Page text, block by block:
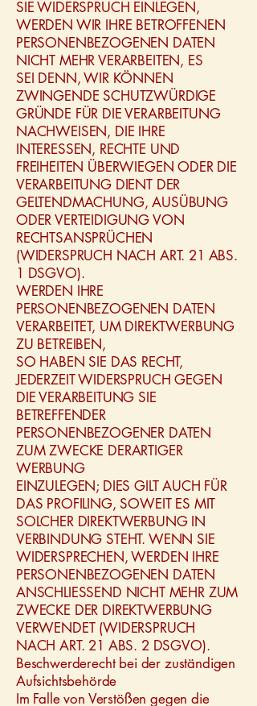
SIE WIDERSPRUCH EINLEGEN,
WERDEN WIR IHRE BETROFFENEN
PERSONENBEZOGENEN DATEN
NICHT MEHR VERARBEITEN, ES
SEI DENN, WIR KÖNNEN
ZWINGENDE SCHUTZWÜRDIGE
GRÜNDE FÜR DIE VERARBEITUNG
NACHWEISEN, DIE IHRE
INTERESSEN, RECHTE UND
FREIHEITEN ÜBERWIEGEN ODER DIE
VERARBEITUNG DIENT DER
GELTENDMACHUNG, AUSÜBUNG
ODER VERTEIDIGUNG VON
RECHTSANSPRÜCHEN
(WIDERSPRUCH NACH ART. 21 ABS.
1 DSGVO).
WERDEN IHRE
PERSONENBEZOGENEN DATEN
VERARBEITET, UM DIREKTWERBUNG
ZU BETREIBEN,
SO HABEN SIE DAS RECHT,
JEDERZEIT WIDERSPRUCH GEGEN
DIE VERARBEITUNG SIE
BETREFFENDER
PERSONENBEZOGENER DATEN
ZUM ZWECKE DERARTIGER
WERBUNG
EINZULEGEN; DIES GILT AUCH FÜR
DAS PROFILING, SOWEIT ES MIT
SOLCHER DIREKTWERBUNG IN
VERBINDUNG STEHT. WENN SIE
WIDERSPRECHEN, WERDEN IHRE
PERSONENBEZOGENEN DATEN
ANSCHLIESSEND NICHT MEHR ZUM
ZWECKE DER DIREKTWERBUNG
VERWENDET (WIDERSPRUCH
NACH ART. 21 ABS. 2 DSGVO).
Beschwerderecht bei der zuständigen
Aufsichtsbehörde
Im Falle von Verstößen gegen die